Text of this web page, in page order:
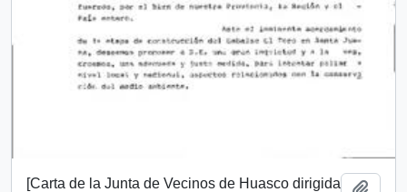
[Carta de la Junta de Vecinos de Huasco dirigida